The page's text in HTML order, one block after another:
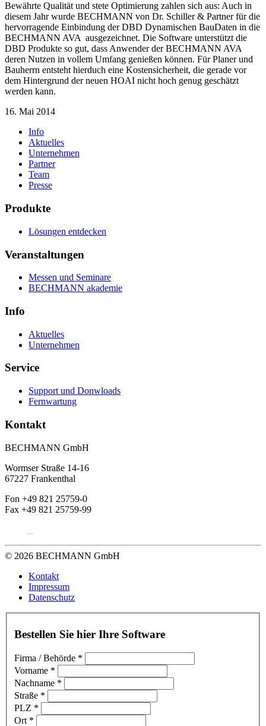
Bewährte Qualität und stete Optimierung zahlen sich aus: Auch in
diesem Jahr wurde BECHMANN von Dr. Schiller & Partner für die
hervorragende Einbindung der DBD Dynamischen BauDaten in die
BECHMANN AVA ausgezeichnet. Die Software unterstützt die
DBD Produkte so gut, dass Anwender der BECHMANN AVA
deren Nutzen in vollem Umfang genießen können. Für Planer und
Bauherrn entsteht hierduch eine Kostensicherheit, die gerade vor
dem Hintergrund der neuen HOAI nicht hoch genug geschätzt
werden kann.
16. Mai 2014
Info
Aktuelles
Unternehmen
Partner
Team
Presse
Produkte
Lösungen entdecken
Veranstaltungen
Messen und Seminare
BECHMANN akademie
Info
Aktuelles
Unternehmen
Service
Support und Donwloads
Fernwartung
Kontakt
BECHMANN GmbH
Wormser Straße 14-16
67227 Frankenthal
Fon +49 821 25759-0
Fax +49 821 25759-99
© 2026 BECHMANN GmbH
Kontakt
Impressum
Datenschutz
Bestellen Sie hier Ihre Software
Firma / Behörde *
Vorname *
Nachname *
Straße *
PLZ *
Ort *